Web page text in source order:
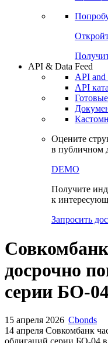
Чат
API & Data Feed
API and
в публичном
к
Совкомбанк
серии БО-